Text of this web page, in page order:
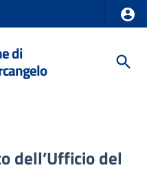
di
dell’Ufficio del